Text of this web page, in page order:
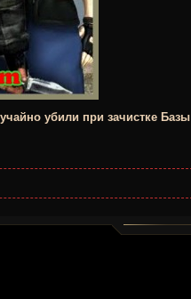
убили при зачистке Базы